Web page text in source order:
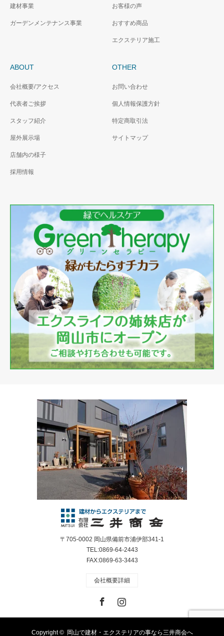
建材事業
ガーデンメンテナンス事業
お客様の声
おすすめ商品
エクステリア施工
ABOUT
会社概要/アクセス
代表者ご挨拶
スタッフ紹介
屋外展示場
店舗内の様子
採用情報
OTHER
お問い合わせ
個人情報保護方針
特定商取引法
サイトマップ
〒705-0002 岡山県備前市浦伊部341-1
TEL:0869-64-2443
FAX:0869-63-3443
会社概要詳細
Copyright © 岡山で建材・エクステリアの事なら三井商会へ